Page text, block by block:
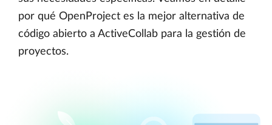
por qué OpenProject es la mejor alternativa de
código abierto a ActiveCollab para la gestión de
proyectos.